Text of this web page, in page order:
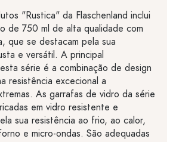
"Rustica" da Flaschenland inclui
de 750 ml de alta qualidade com
que se destacam pela sua
e versátil. A principal
série é a combinação de design
resistência excecional a
As garrafas de vidro da série
em vidro resistente e
sua resistência ao frio, ao calor,
e micro-ondas. São adequadas